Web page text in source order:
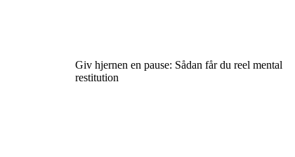
Giv hjernen en pause: Sådan får du reel mental
restitution